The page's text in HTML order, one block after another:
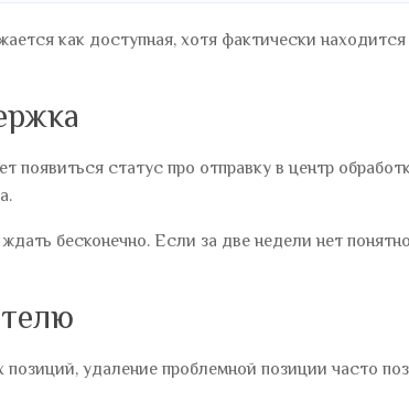
как доступная, хотя фактически
статус про отправку в центр
бесконечно. Если за две недели нет
удаление проблемной позиции часто